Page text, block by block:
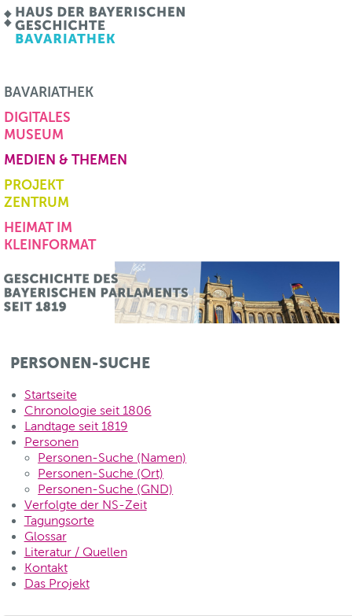
BAVARIATHEK
DIGITALES
MUSEUM
MEDIEN & THEMEN
PROJEKT
ZENTRUM
HEIMAT IM
KLEINFORMAT
PERSONEN-SUCHE
Startseite
Chronologie seit 1806
Landtage seit 1819
Personen
Personen-Suche (Namen)
Personen-Suche (Ort)
Personen-Suche (GND)
Verfolgte der NS-Zeit
Tagungsorte
Glossar
Literatur / Quellen
Kontakt
Das Projekt